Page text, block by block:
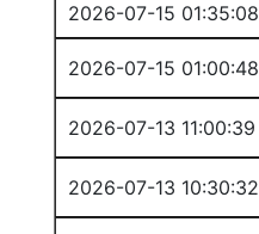
2026-07-15 01:35:08
2026-07-15 01:00:48
2026-07-13 11:00:39
2026-07-13 10:30:32